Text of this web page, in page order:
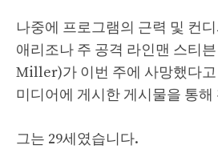
나중에 프로그램의 근력 및 컨
애리조나 주 공격 라인맨 스티
Miller)가 이번 주에 사망했다고
미디어에 게시한 게시물을 통
그는 29세였습니다.